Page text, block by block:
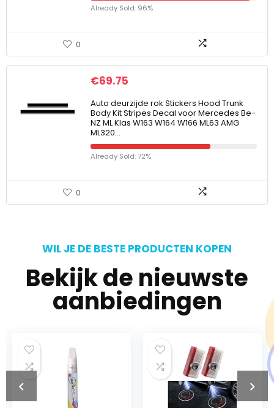
Already Sold: 96%
0
€69.75
Auto deurzijde rok Stickers Hood Trunk
Body Kit Stripes Decal voor Mercedes Be-
NZ ML Klas W163 W164 W166 ML63 AMG
ML320…
Already Sold: 72%
0
WIL JE DE BESTE PRODUCTEN KOPEN
Bekijk de nieuwste
aanbiedingen